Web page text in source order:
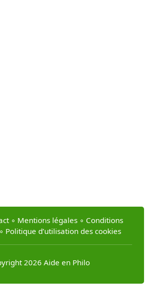
∘ Mentions légales ∘ Conditions
Politique d’utilisation des cookies
2026 Aide en Philo